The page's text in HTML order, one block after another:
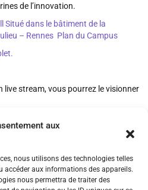
aux
nous utilisons des technologies telles
accéder aux informations des appareils.
nous permettra de traiter des
de l’innovation.
Situé dans le bâtiment de la
– Rennes Plan du Campus
live stream, vous pourrez le visionner